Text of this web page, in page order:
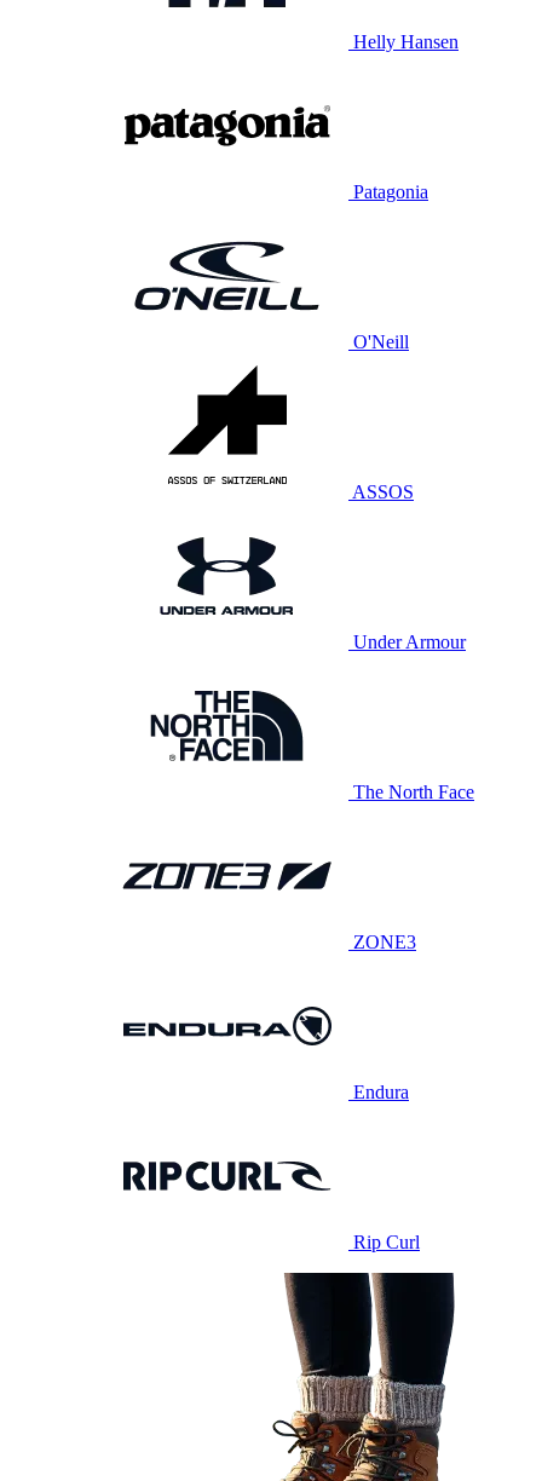
Helly Hansen
Patagonia
O'Neill
ASSOS
Under Armour
The North Face
ZONE3
Endura
Rip Curl